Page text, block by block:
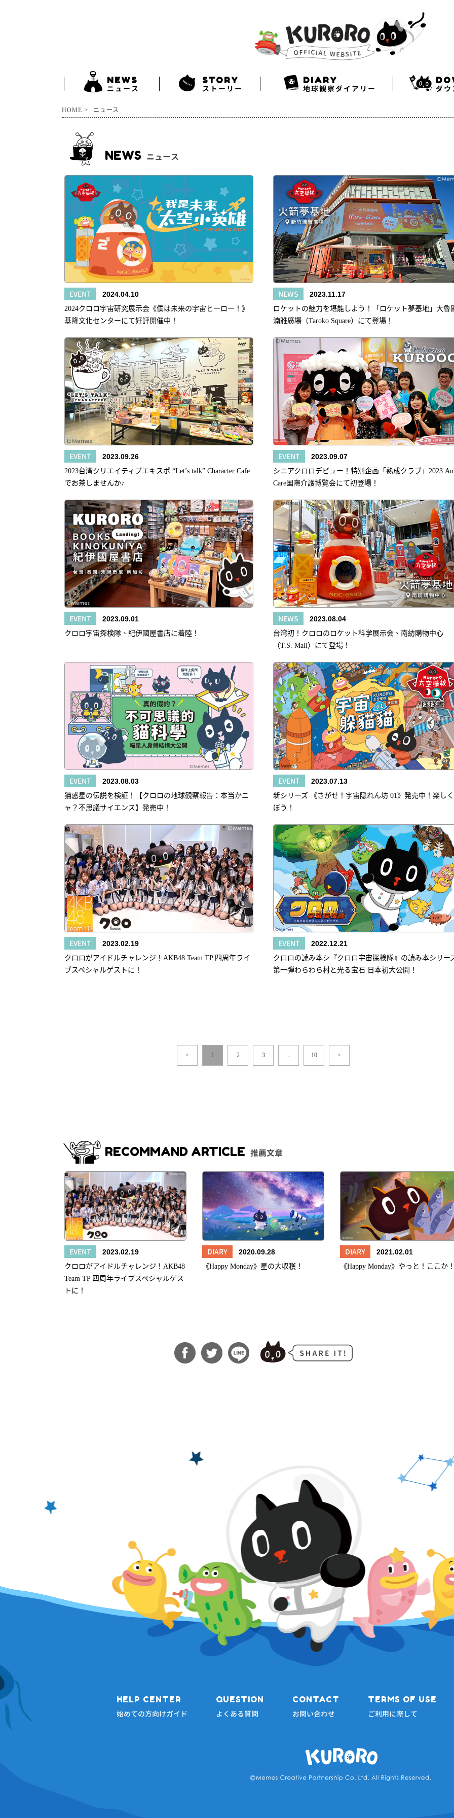
NEWS
ニュース
STORY
ストーリー
DIARY
地球観察ダイアリー ダ
HOME ニュース
NEWS ニュース
EVENT 2024.04.10
2024クロロ宇宙研究展示会《僕は未来の宇宙ヒーロー！》
基隆文化センターにて好評開催中！
NEWS 2023.11.17
ロケットの魅力を堪能しよう！「ロケット夢基地」大魯
湳雅廣場（Taroko Square）にて登場！
EVENT 2023.09.26
2023台湾クリエイティブエキスポ “Let’s talk” Character Cafe
でお茶しませんか♪
EVENT 2023.09.07
シニアクロロデビュー！特別企画「熟成クラブ」2023
Care国際介護博覧会にて初登場！
EVENT 2023.09.01
クロロ宇宙探検隊、紀伊國屋書店に着陸！
NEWS 2023.08.04
台湾初！クロロのロケット科学展示会、南紡購物中心
（T.S. Mall）にて登場！
EVENT 2023.08.03
猫惑星の伝説を検証！【クロロの地球観察報告：本当かニ
ャ？不思議サイエンス】発売中！
EVENT 2023.07.13
新シリーズ 《さがせ！宇宙隠れん坊 01》発売中！楽し
ぼう！
EVENT 2023.02.19
クロロがアイドルチャレンジ！AKB48 Team TP 四周年ライ
ブスペシャルゲストに！
EVENT 2022.12.21
クロロの読み本シ『クロロ宇宙探検隊』の読み本シリー
第一弾わらわら村と光る宝石 日本初大公開！
< 1 2 3 10 >
RECOMMAND ARTICLE 推薦文章
EVENT 2023.02.19
クロロがアイドルチャレンジ！AKB48
Team TP 四周年ライブスペシャルゲス
トに！
DIARY 2020.09.28
《Happy Monday》星の大収穫！
DIARY 2021.02.01
《Happy Monday》やっと！ここか
HELP CENTER
始めての方向けガイド
QUESTION
よくある質問
CONTACT
お問い合わせ
TERMS OF USE
ご利用に際して